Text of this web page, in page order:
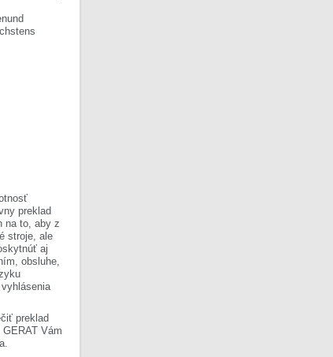
preklad
na to, aby z
stroje, ale
aj
obsluhe,
preklad
Vám